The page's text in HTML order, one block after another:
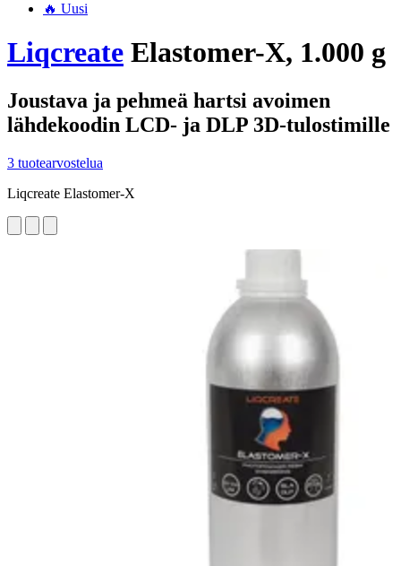
🔥 Uusi
Liqcreate Elastomer-X, 1.000 g
Joustava ja pehmeä hartsi avoimen
lähdekoodin LCD- ja DLP 3D-tulostimille
3 tuotearvostelua
Liqcreate Elastomer-X